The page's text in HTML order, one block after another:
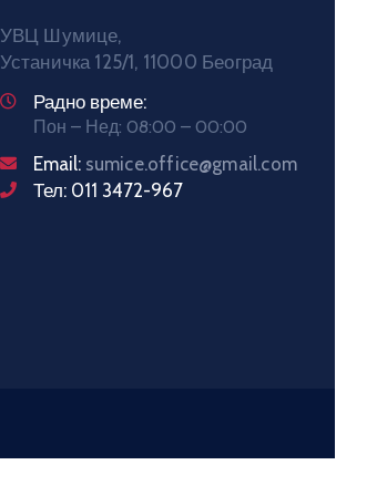
УВЦ Шумице,
Устаничка 125/1, 11000 Београд
Радно време:
Пон – Нед: 08:00 – 00:00
Email: sumice.office@gmail.com
Тел: 011 3472-967